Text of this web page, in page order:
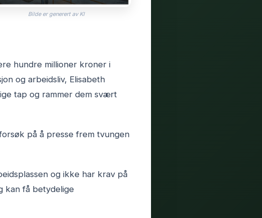
Bilde er generert av KI
hundre millioner kroner i
og arbeidsliv, Elisabeth
tap og rammer dem svært
på å presse frem tvungen
og ikke har krav på
kan få betydelige